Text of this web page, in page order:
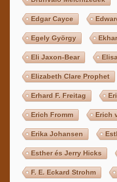
Edgar Cayce
Egely György
Eli Jaxon-Bear
Elizabeth Clare Prophet
Erhard F. Freitag
Erich Fromm Erich
Erika Johansen
Esther és Jerry Hicks
F. E. Eckard Strohm